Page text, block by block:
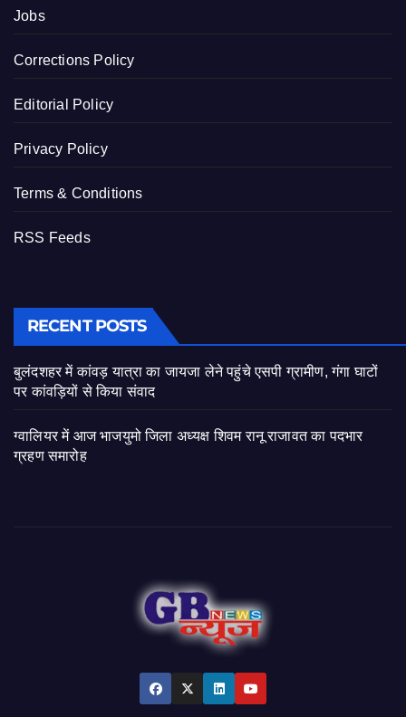
Jobs
Corrections Policy
Editorial Policy
Privacy Policy
Terms & Conditions
RSS Feeds
RECENT POSTS
बुलंदशहर में कांवड़ यात्रा का जायजा लेने पहुंचे एसपी ग्रामीण, गंगा घाटों
पर कांवड़ियों से किया संवाद
ग्वालियर में आज भाजयुमो जिला अध्यक्ष शिवम रानू राजावत का पदभार
ग्रहण समारोह